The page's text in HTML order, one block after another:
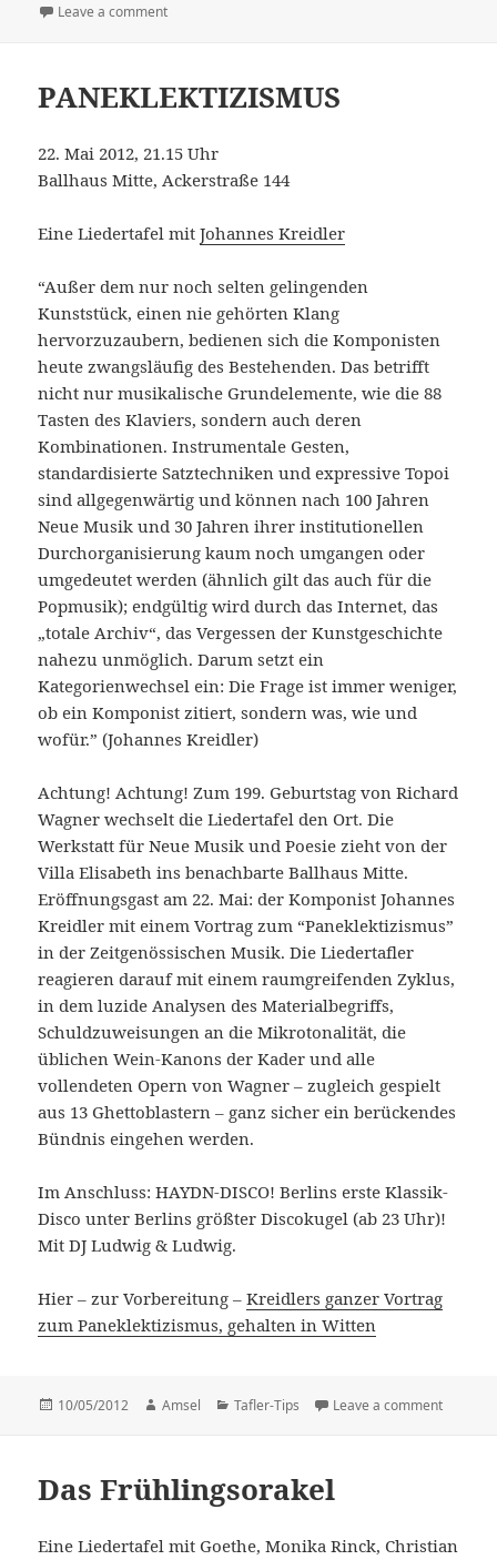
on
Leave a comment
PANEKLEKTIZISMUS
22. Mai 2012, 21.15 Uhr
Ballhaus Mitte, Ackerstraße 144
Eine Liedertafel mitJohannes Kreidler
“Außer dem nur noch selten gelingenden
Kunststück, einen nie gehörten Klang
hervorzuzaubern, bedienen sich die Komponisten
heute zwangsläufig des Bestehenden. Das betrifft
nicht nur musikalische Grundelemente, wie die 88
Tasten des Klaviers, sondern auch deren
Kombinationen. Instrumentale Gesten,
standardisierte Satztechniken und expressive Topoi
sind allgegenwärtig und können nach 100 Jahren
Neue Musik und 30 Jahren ihrer institutionellen
Durchorganisierung kaum noch umgangen oder
umgedeutet werden (ähnlich gilt das auch für die
Popmusik); endgültig wird durch das Internet, das
„totale Archiv“, das Vergessen der Kunstgeschichte
nahezu unmöglich. Darum setzt ein
Kategorienwechsel ein: Die Frage ist immer weniger,
ob ein Komponist zitiert, sondern was, wie und
wofür.” (Johannes Kreidler)
Achtung! Achtung! Zum 199. Geburtstag von Richard
Wagner wechselt die Liedertafel den Ort. Die
Werkstatt für Neue Musik und Poesie zieht von der
Villa Elisabeth ins benachbarte Ballhaus Mitte.
Eröffnungsgast am 22. Mai: der Komponist Johannes
Kreidler mit einem Vortrag zum “Paneklektizismus”
in der Zeitgenössischen Musik. Die Liedertafler
reagieren darauf mit einem raumgreifenden Zyklus,
in dem luzide Analysen des Materialbegriffs,
Schuldzuweisungen an die Mikrotonalität, die
üblichen Wein-Kanons der Kader und alle
vollendeten Opern von Wagner – zugleich gespielt
aus 13 Ghettoblastern – ganz sicher ein berückendes
Bündnis eingehen werden.
Im Anschluss: HAYDN-DISCO! Berlins erste Klassik-
Disco unter Berlins größter Discokugel (ab 23 Uhr)!
Mit DJ Ludwig & Ludwig.
Hier – zur Vorbereitung –Kreidlers ganzer Vortrag
zum Paneklektizismus, gehalten in Witten
Posted
10/05/2012 Author
Amsel Categories
Tafler-Tips Leave a comment
Das Frühlingsorakel
Eine Liedertafel mit Goethe, Monika Rinck, Christian